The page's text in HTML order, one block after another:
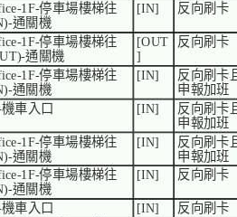
1F-停車場樓梯往
通關機
[IN] 反向刷卡
1F-停車場樓梯往
通關機
[OUT
]
反向刷卡
1F-停車場樓梯往
通關機
[IN]
反向刷卡
申報加班
車入口 [IN]
反向刷卡
申報加班
1F-停車場樓梯往
通關機
[IN]
反向刷卡
申報加班
1F-停車場樓梯往
通關機
[IN] 反向刷卡
車入口 [IN]
反向刷卡